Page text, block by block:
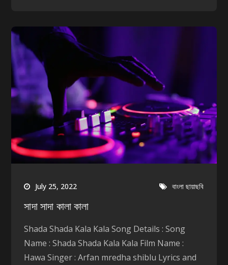
July 25, 2022 বাংলা ছায়াছবি
সাদা সাদা কালা কালা
Shada Shada Kala Kala Song Details : Song
Name : Shada Shada Kala Kala Film Name :
Hawa Singer : Arfan mredha shiblu Lyrics and